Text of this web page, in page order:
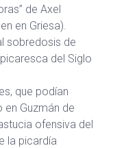
de Axel
en Griesa).
sobredosis de
del Siglo
que podían
en Guzmán de
ofensiva del
la picardía